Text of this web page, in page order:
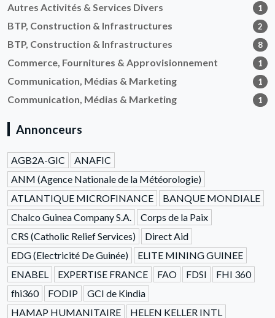
Autres Activités & Services Divers 1
BTP, Construction & Infrastructures 2
BTP, Construction & Infrastructures 8
Commerce, Fournitures & Approvisionnement 1
Communication, Médias & Marketing 1
Communication, Médias & Marketing 1
Annonceurs
AGB2A-GIC
ANAFIC
ANM (Agence Nationale de la Météorologie)
ATLANTIQUE MICROFINANCE
BANQUE MONDIALE
Chalco Guinea Company S.A.
Corps de la Paix
CRS (Catholic Relief Services)
Direct Aid
EDG (Electricité De Guinée)
ELITE MINING GUINEE
ENABEL
EXPERTISE FRANCE FAO FDSI
FHI 360
fhi360
FODIP
GCI de Kindia
HAMAP HUMANITAIRE
HELEN KELLER INTL